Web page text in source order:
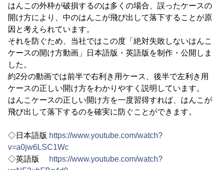
はんこの外枠が破損するのは多くの場合、誤ったケースの
開け方により、中のはんこが飛び出して落下することが原
因と考えられています。
それを防ぐため、当社ではこの度「絶対失敗しないはんこ
ケースの開け方動画」日本語版・英語版を制作・公開しま
した。
約2分の動画では前半で右利き用ケース、後半で左利き用
ケースの正しい開け方をわかりやすく説明しています。
はんこケースの正しい開け方を一度習得すれば、はんこが
飛び出して落下するのを確実に防ぐことができます。
◇日本語版 https://www.youtube.com/watch?
v=a0jw6LSC1Wc
◇英語版
https://www.youtube.com/watch?